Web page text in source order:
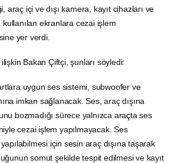
araç içi ve dışı kamera, kayıt cihazları ve
kullanılan ekranlara cezai işlem
yer verdi.
Bakan Çiftçi, şunları söyledi:
uygun ses sistemi, subwoofer ve
imkan sağlanacak. Ses, araç dışına
bozmadığı sürece yalnızca araçta ses
cezai işlem yapılmayacak. Ses
için sesin araç dışına taşarak
somut şekilde tespit edilmesi ve kayıt